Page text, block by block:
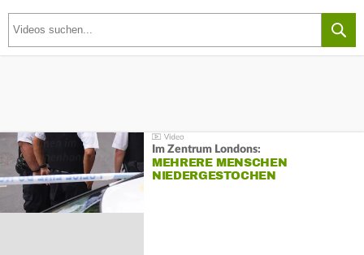
Im Zentrum Londons:
MEHRERE MENSCHEN
NIEDERGESTOCHEN